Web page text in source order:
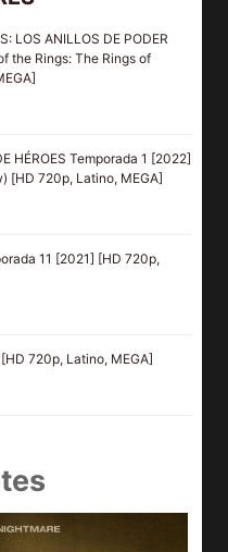
LOS ANILLOS DE PODER
the Rings: The Rings of
HÉROES Temporada 1 [2022]
[HD 720p, Latino, MEGA]
11 [2021] [HD 720p,
720p, Latino, MEGA]